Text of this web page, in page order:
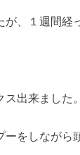
、１週間
出来ました。
をしなが